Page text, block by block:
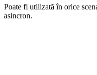
Poate fi utilizată în orice
asincron.